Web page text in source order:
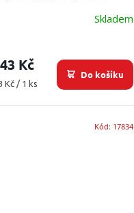
Skladem
Kč
Kč / 1 ks
Do košíku
Kód: 17834